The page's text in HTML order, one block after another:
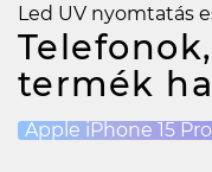
Led UV nyomtatás
termék
Apple iPhone 15 Pro